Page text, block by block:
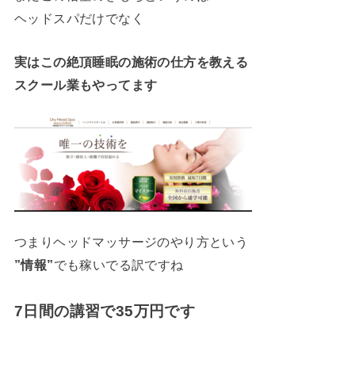
ヘッドスパだけでなく
実はこの絶頂睡眠の施術の仕方を教える
スクール業もやってます
つまりヘッドマッサージのやり方という
”情報”でも稼いでる訳ですね
7日間の講習で35万円です